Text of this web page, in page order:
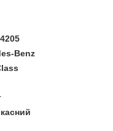
Benz